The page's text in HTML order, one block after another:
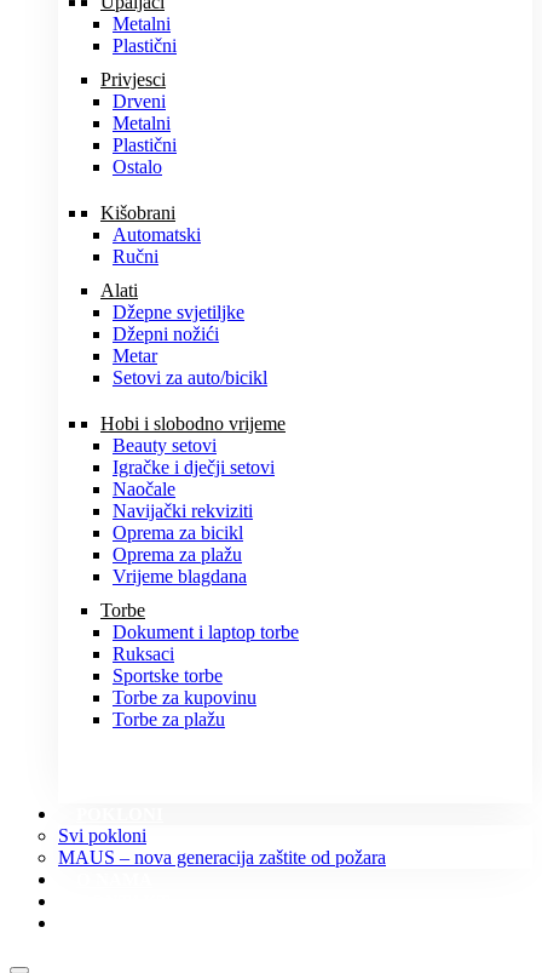
Metalni
Plastični
Privjesci
Drveni
Metalni
Plastični
Ostalo
Kišobrani
Automatski
Ručni
Alati
Džepne svjetiljke
Džepni nožići
Metar
Setovi za auto/bicikl
Hobi i slobodno vrijeme
Beauty setovi
Igračke i dječji setovi
Naočale
Navijački rekviziti
Oprema za bicikl
Oprema za plažu
Vrijeme blagdana
Torbe
Dokument i laptop torbe
Ruksaci
Sportske torbe
Torbe za kupovinu
Torbe za plažu
Svi pokloni
MAUS – nova generacija zaštite od požara